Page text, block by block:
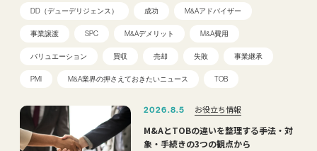
DD（デューデリジェンス） 成功 M&Aアドバイザー
事業譲渡 SPC M&Aデメリット M&A費用
バリュエーション 買収 売却 失敗 事業継承
PMI M&A業界の押さえておきたいニュース TOB
2026.8.5 お役立ち情報
M&AとTOBの違いを整理する――手法・対
象・手続きの3つの観点から